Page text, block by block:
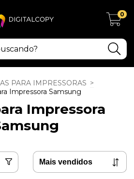
0
PARA IMPRESSORAS >
Impressora Samsung
Impressora